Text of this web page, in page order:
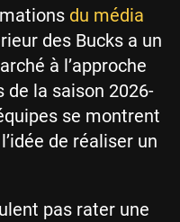
du média
des Bucks a un
à l’approche
de la saison 2026-
se montrent
de réaliser un
pas rater une